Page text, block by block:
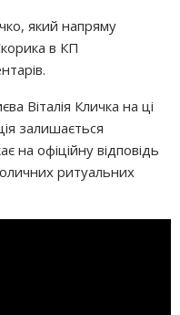
який напряму
в КП
Віталія Кличка на ці
залишається
на офіційну відповідь
ритуальних